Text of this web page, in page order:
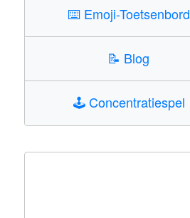
⌨️ Emoji-Toetsenbord
📝 Blog
🕹️Concentratiespel